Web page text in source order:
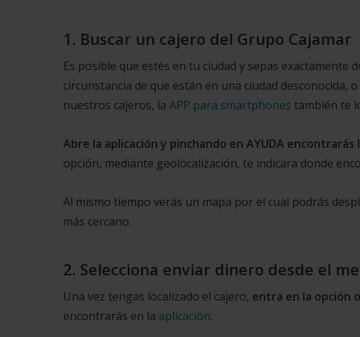
1. Buscar un cajero del Grupo Cajamar
Es posible que estés en tu ciudad y sepas exactamente
circunstancia de que están en una ciudad
nuestros cajeros, la APP para smartphones también te
Abre la aplicación y pinchando en AYUDA encontrarás
opción, mediante geolocalización, te indicara donde
Al mismo tiempo verás un mapa por el cual podrás
más cercano.
2. Selecciona enviar dinero desde el
Una vez tengas localizado el cajero, entra en la opción
encontrarás en la aplicación.